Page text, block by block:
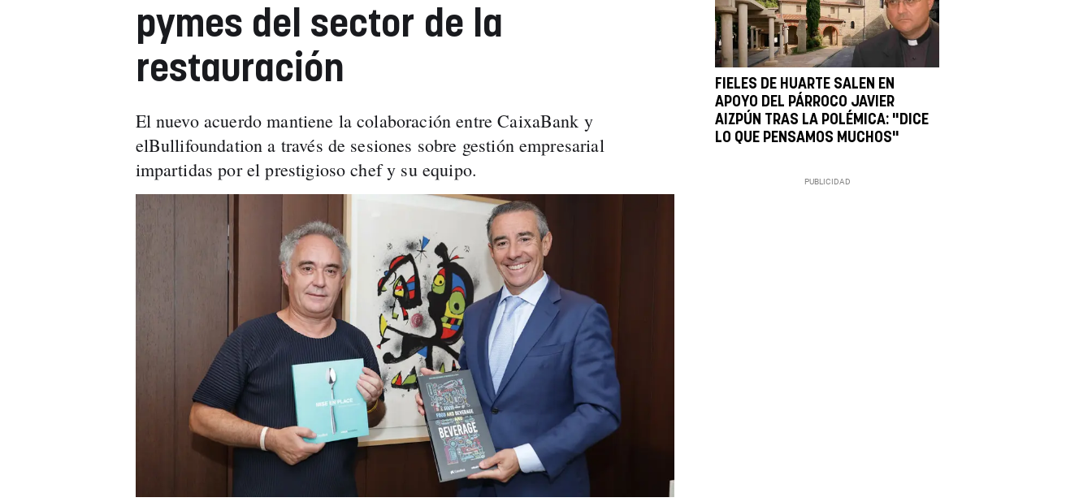
pymes del sector de la
restauración
El nuevo acuerdo mantiene la colaboración entre CaixaBank y
elBullifoundation a través de sesiones sobre gestión empresarial
impartidas por el prestigioso chef y su equipo.
FIELES DE HUARTE SALEN EN
APOYO DEL PÁRROCO JAVIER
AIZPÚN TRAS LA POLÉMICA: "DICE
LO QUE PENSAMOS MUCHOS"